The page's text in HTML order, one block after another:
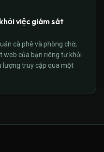
việc giám sát
cà phê và phòng chờ,
web của bạn riêng tư khỏi
lượng truy cập qua một